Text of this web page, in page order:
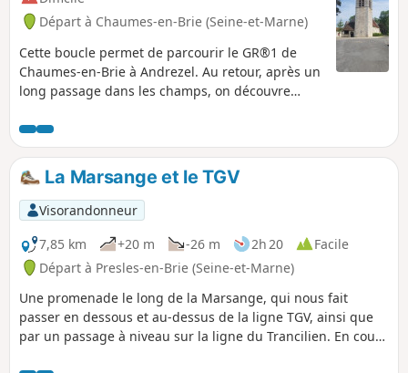
Départ à Chaumes-en-Brie (Seine-et-Marne)
Cette boucle permet de parcourir le GR®1 de
Chaumes-en-Brie à Andrezel. Au retour, après un
long passage dans les champs, on découvre
d'Argentières que traverse l'Yerres.
La Marsange et le TGV
Visorandonneur
7,85 km
+20 m -26 m 2h 20
Facile
Départ à Presles-en-Brie (Seine-et-Marne)
Une promenade le long de la Marsange, qui nous fait
passer en dessous et au-dessus de la ligne TGV, ainsi que
par un passage à niveau sur la ligne du Trancilien. En cours